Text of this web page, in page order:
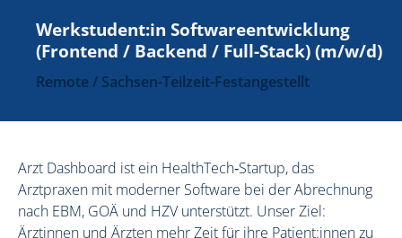
Werkstudent:in Softwareentwicklung
(Frontend / Backend / Full-Stack) (m/w/d)
Remote / Sachsen-Teilzeit-Festangestellt
Arzt Dashboard ist ein HealthTech‑Startup, das
Arztpraxen mit moderner Software bei der Abrechnung
nach EBM, GOÄ und HZV unterstützt. Unser Ziel:
Ärztinnen und Ärzten mehr Zeit für ihre Patient:innen zu